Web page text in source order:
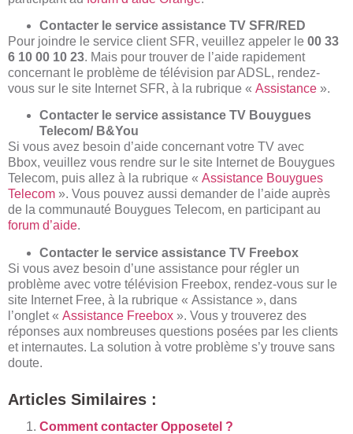
Contacter le service assistance TV SFR/RED
Pour joindre le service client SFR, veuillez appeler le 00 33
6 10 00 10 23. Mais pour trouver de l’aide rapidement
concernant le problème de télévision par ADSL, rendez-
vous sur le site Internet SFR, à la rubrique « Assistance ».
Contacter le service assistance TV Bouygues
Telecom/ B&You
Si vous avez besoin d’aide concernant votre TV avec
Bbox, veuillez vous rendre sur le site Internet de Bouygues
Telecom, puis allez à la rubrique « Assistance Bouygues
Telecom ». Vous pouvez aussi demander de l’aide auprès
de la communauté Bouygues Telecom, en participant au
forum d’aide.
Contacter le service assistance TV Freebox
Si vous avez besoin d’une assistance pour régler un
problème avec votre télévision Freebox, rendez-vous sur le
site Internet Free, à la rubrique « Assistance », dans
l’onglet « Assistance Freebox ». Vous y trouverez des
réponses aux nombreuses questions posées par les clients
et internautes. La solution à votre problème s’y trouve sans
doute.
Articles Similaires :
Comment contacter Opposetel ?